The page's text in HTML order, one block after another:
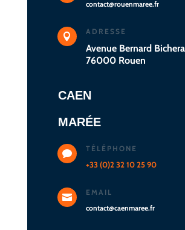
contact@rouenmaree.fr

ADRESSE
Avenue Bernard
76000 Rouen
CAEN
MARÉE

TÉLÉPHONE
+33 (0)2 32 10 25 90

EMAIL
contact@caenmaree.fr